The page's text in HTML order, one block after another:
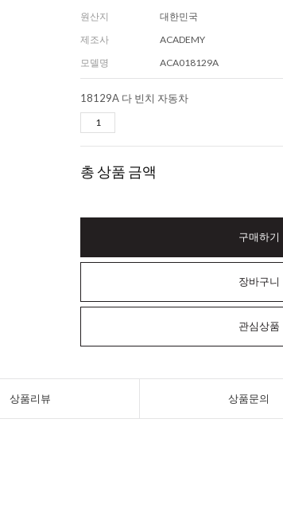
원산지
대한민국
제조사
ACADEMY
모델명
ACA018129A
18129A 다 빈치 자동차
총 상품 금액
구매하기
장바구니
관심상품
상품리뷰 상품문의